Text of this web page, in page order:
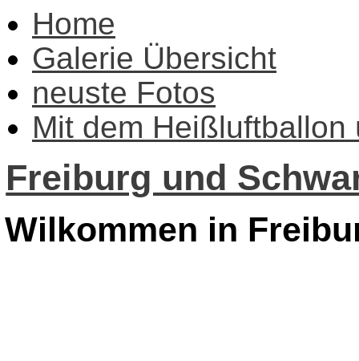
Home
Galerie Übersicht
neuste Fotos
Mit dem Heißluftballon
Freiburg und
Wilkommen in